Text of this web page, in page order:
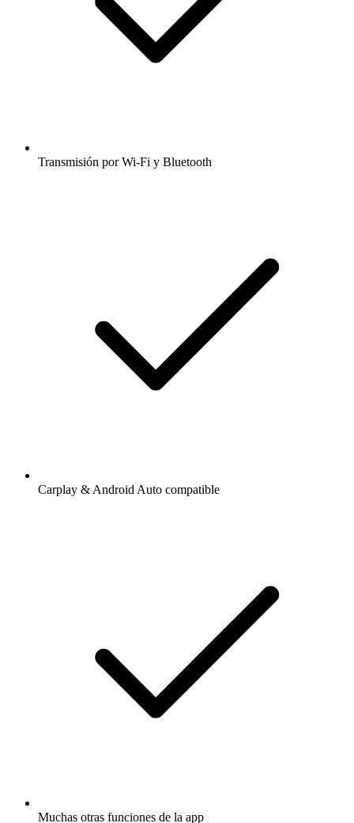
Transmisión por Wi-Fi y Bluetooth
Carplay & Android Auto compatible
Muchas otras funciones de la app